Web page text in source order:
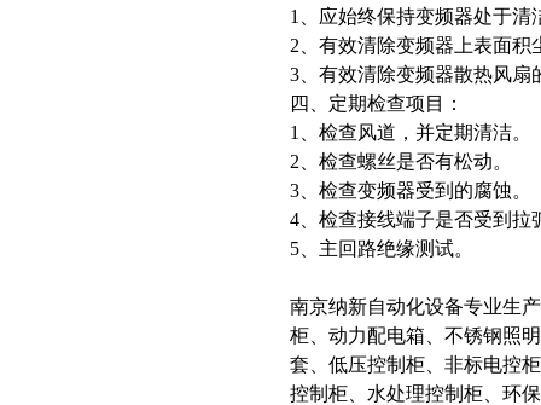
1、应始终保持变频器处于清
2、有效清除变频器上表面
3、有效清除变频器散热风扇
四、定期检查项目：
1、检查风道，并定期清洁。
2、检查螺丝是否有松动。
3、检查变频器受到的腐蚀。
4、检查接线端子是否受到拉
5、主回路绝缘测试。
南京纳新自动化设备专业生
柜、动力配电箱、不锈钢照
套、低压控制柜、非标电控
控制柜、水处理控制柜、环